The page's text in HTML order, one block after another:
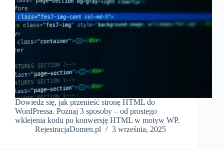
Dowiedz się, jak przenieść stronę HTML do
WordPressa. Poznaj 3 sposoby – od prostego
wklejenia kodu po konwersję HTML w motyw WP.
RejestracjaDomen.pl
3 września, 2025